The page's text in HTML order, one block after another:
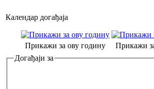
Календар догађаја
Прикажи за ову годину Прикажи
Догађаји за